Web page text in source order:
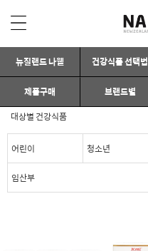
뉴질랜드 나웰 건강식품 선택법
제품구매 브랜드별
대상별 건강식품
어린이 청소년
임산부